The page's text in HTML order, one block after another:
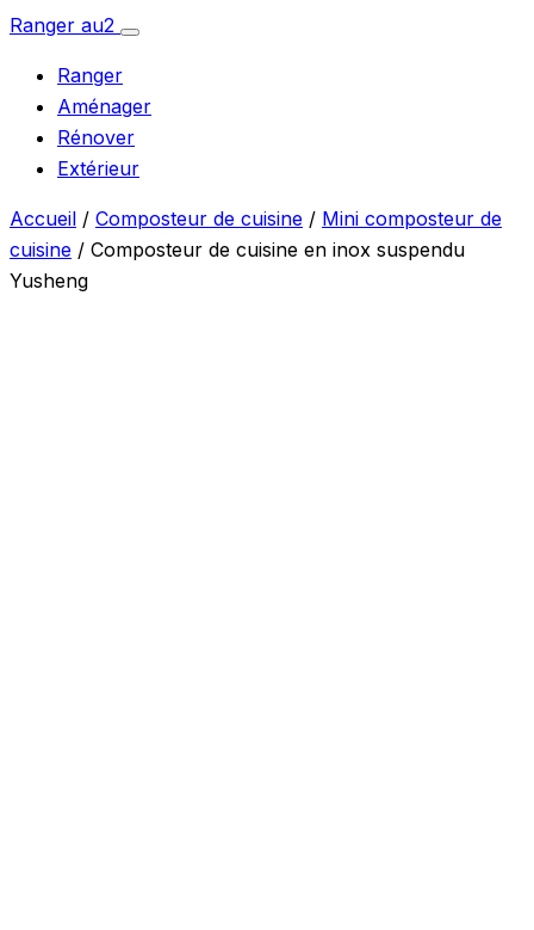
Aller
contenu
Ranger au2
Ouvrir
Ranger
Aménager
Rénover
Extérieur
Accueil / Composteur de cuisine / Mini composteur de
cuisine / Composteur de cuisine en inox suspendu
Yusheng